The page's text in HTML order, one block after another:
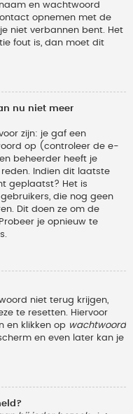
en wachtwoord
opnemen met de
niet verbannen bent. Het
fout is, dan moet dit
nu niet meer
zijn: je gaf een
op (controleer de e-
beheerder heeft je
Indien dit laatste
geplaatst? Het is
die nog geen
Dit doen ze om de
je opnieuw te
niet terug krijgen,
te resetten. Hiervoor
en klikken op wachtwoord
en even later kan je